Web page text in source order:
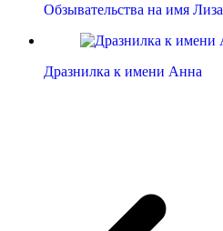
Обзывательства на имя Лиза
Дразнилка к имени Анна